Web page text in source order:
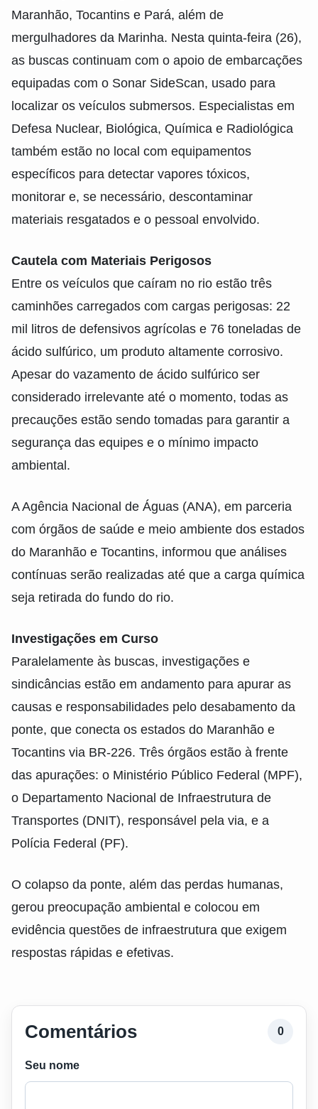
Maranhão, Tocantins e Pará, além de
mergulhadores da Marinha. Nesta quinta-feira (26),
as buscas continuam com o apoio de embarcações
equipadas com o Sonar SideScan, usado para
localizar os veículos submersos. Especialistas em
Defesa Nuclear, Biológica, Química e Radiológica
também estão no local com equipamentos
específicos para detectar vapores tóxicos,
monitorar e, se necessário, descontaminar
materiais resgatados e o pessoal envolvido.
Cautela com Materiais Perigosos
Entre os veículos que caíram no rio estão três
caminhões carregados com cargas perigosas: 22
mil litros de defensivos agrícolas e 76 toneladas de
ácido sulfúrico, um produto altamente corrosivo.
Apesar do vazamento de ácido sulfúrico ser
considerado irrelevante até o momento, todas as
precauções estão sendo tomadas para garantir a
segurança das equipes e o mínimo impacto
ambiental.
A Agência Nacional de Águas (ANA), em parceria
com órgãos de saúde e meio ambiente dos estados
do Maranhão e Tocantins, informou que análises
contínuas serão realizadas até que a carga química
seja retirada do fundo do rio.
Investigações em Curso
Paralelamente às buscas, investigações e
sindicâncias estão em andamento para apurar as
causas e responsabilidades pelo desabamento da
ponte, que conecta os estados do Maranhão e
Tocantins via BR-226. Três órgãos estão à frente
das apurações: o Ministério Público Federal (MPF),
o Departamento Nacional de Infraestrutura de
Transportes (DNIT), responsável pela via, e a
Polícia Federal (PF).
O colapso da ponte, além das perdas humanas,
gerou preocupação ambiental e colocou em
evidência questões de infraestrutura que exigem
respostas rápidas e efetivas.
Comentários 0
Seu nome